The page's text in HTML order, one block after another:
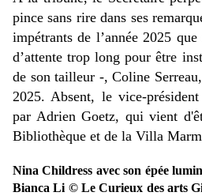
pince sans rire dans ses
impétrants de l’année 2025
d’attente trop long pour être
de son tailleur -, Coline
2025. Absent, le vice-
par Adrien Goetz, qui vient
Bibliothèque et de la Villa
Nina Childress avec son épée
Bianca Li © Le Curieux des arts